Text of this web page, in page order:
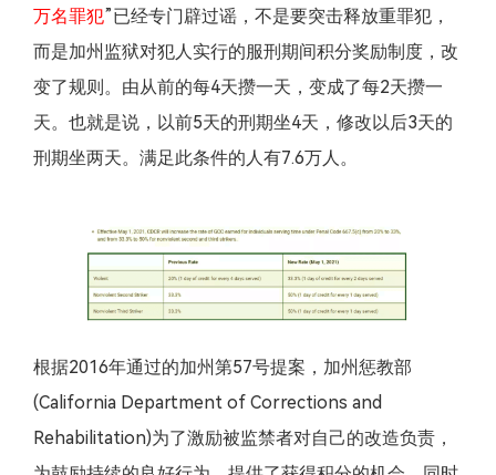
万名罪犯”已经专门辟过谣，不是要突击释放重罪犯，
而是加州监狱对犯人实行的服刑期间积分奖励制度，改
变了规则。由从前的每4天攒一天，变成了每2天攒一
天。也就是说，以前5天的刑期坐4天，修改以后3天的
刑期坐两天。满足此条件的人有7.6万人。
根据2016年通过的加州第57号提案，加州惩教部
(California Department of Corrections and
Rehabilitation)为了激励被监禁者对自己的改造负责，